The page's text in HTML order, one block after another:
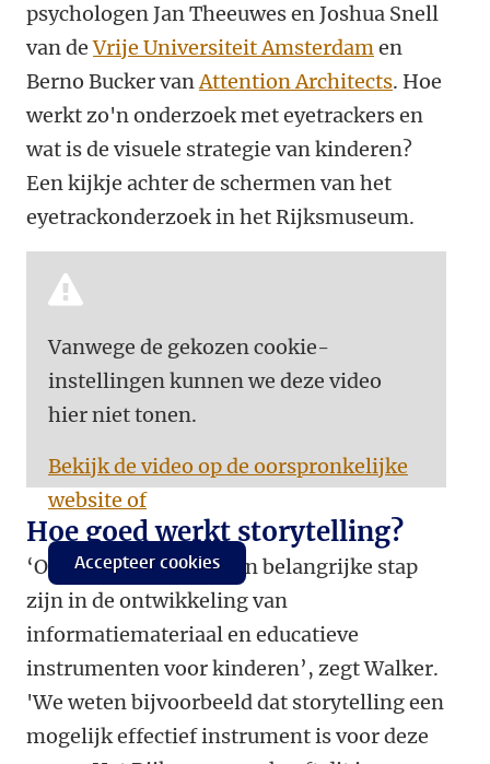
psychologen Jan Theeuwes en Joshua Snell
van deVrije Universiteit Amsterdamen
Berno Bucker vanAttention Architects. Hoe
werkt zo'n onderzoek met eyetrackers en
wat is de visuele strategie van kinderen?
Een kijkje achter de schermen van het
eyetrackonderzoek in het Rijksmuseum.
Vanwege de gekozen cookie-
instellingen kunnen we deze video
hier niet tonen.
Bekijk de video op de oorspronkelijke
website of
Accepteer cookies
Hoe goed werkt storytelling?
‘Ons onderzoek kan een belangrijke stap
zijn in de ontwikkeling van
informatiemateriaal en educatieve
instrumenten voor kinderen’, zegt Walker.
'We weten bijvoorbeeld dat storytelling een
mogelijk effectief instrument is voor deze